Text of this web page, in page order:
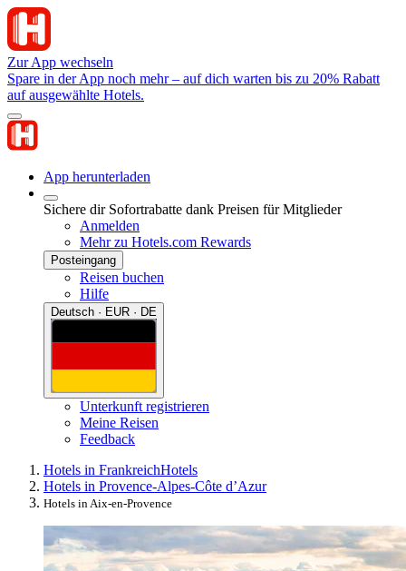
Zur App wechseln
Spare in der App noch mehr – auf dich warten bis zu 20% Rabatt
auf ausgewählte Hotels.
App herunterladen
Sichere dir Sofortrabatte dank Preisen für Mitglieder
Anmelden
Mehr zu Hotels.com Rewards
Posteingang
Reisen buchen
Hilfe
Deutsch · EUR · DE
Unterkunft registrieren
Meine Reisen
Feedback
Hotels in FrankreichHotels
Hotels in Provence-Alpes-Côte d’Azur
Hotels in Aix-en-Provence